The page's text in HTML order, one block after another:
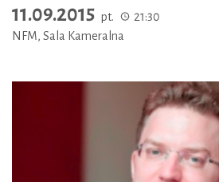
11.09.2015 pt.
21:30
NFM, Sala Kameralna